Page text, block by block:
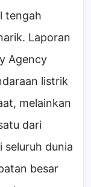
tengah
Laporan
Agency
listrik
melainkan
dari
seluruh dunia
besar